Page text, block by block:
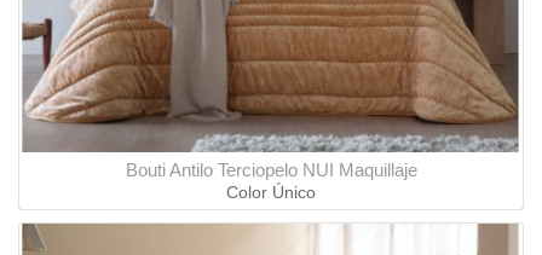
Bouti Antilo Terciopelo NUI Maquillaje
Color Único